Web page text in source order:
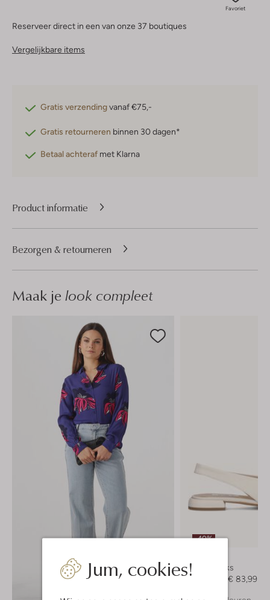
Jum, cookies!
Favoriet
Reserveer direct in een van onze 37 boutiques
Vergelijkbare items
Gratis verzendingvanaf €75,-
Gratis retourneren binnen 30 dagen*
Betaal achteraf met Klarna
Product informatie
Bezorgen & retourneren
Maak je look compleet
-40%
Slingbacks
€ 83,99